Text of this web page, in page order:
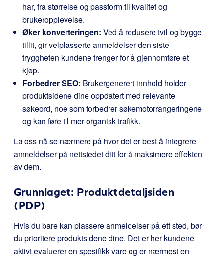
har, fra størrelse og passform til kvalitet og
brukeropplevelse.
Øker konverteringen: Ved å redusere tvil og bygge
tillit, gir velplasserte anmeldelser den siste
tryggheten kundene trenger for å gjennomføre et
kjøp.
Forbedrer SEO: Brukergenerert innhold holder
produktsidene dine oppdatert med relevante
søkeord, noe som forbedrer søkemotorrangeringene
og kan føre til mer organisk trafikk.
La oss nå se nærmere på hvor det er best å integrere
anmeldelser på nettstedet ditt for å maksimere effekten
av dem.
Grunnlaget: Produktdetaljsiden
(PDP)
Hvis du bare kan plassere anmeldelser på ett sted, bør
du prioritere produktsidene dine. Det er her kundene
aktivt evaluerer en spesifikk vare og er nærmest en